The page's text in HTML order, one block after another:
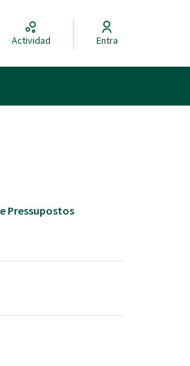
Actividad Entra
Pressupostos